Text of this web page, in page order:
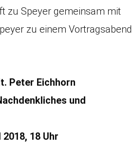
zu Speyer gemeinsam mit
zu einem Vortragsabend
Peter Eichhorn
und
18 Uhr